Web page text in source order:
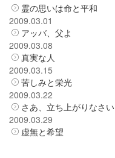
霊の思いは命と平和
2009.03.01
アッバ、父よ
2009.03.08
真実な人
2009.03.15
苦しみと栄光
2009.03.22
さあ、立ち上がりなさい
2009.03.29
虚無と希望